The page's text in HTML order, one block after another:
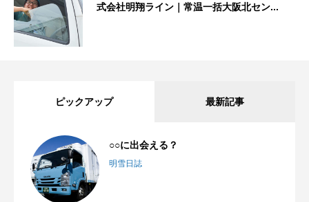
式会社明翔ライン｜常温一括大阪北セン...
ピックアップ 最新記事
○○に出会える？
明雪日誌